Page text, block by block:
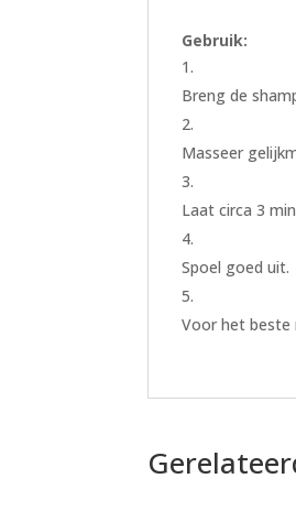
Gebruik:
Breng de
Masseer
Laat circa 3
Spoel goed uit.
Voor het beste